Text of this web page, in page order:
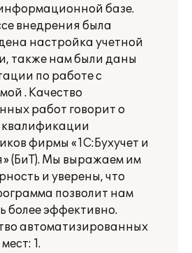
базе.
внедрения была
настройка учетной
также нам были даны
по работе с
. Качество
работ говорит о
квалификации
фирмы «1С:Бухучет и
(БиТ). Мы выражаем им
и уверены, что
позволит нам
более эффективно.
автоматизированных
1.